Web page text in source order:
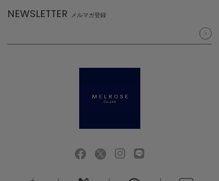
NEWSLETTER メルマガ登録